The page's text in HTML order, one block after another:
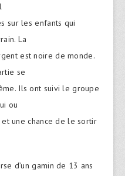
sur les enfants qui
La
est noire de monde.
se
Ils ont suivi le groupe
ou
et une chance de le sortir
d’un gamin de 13 ans